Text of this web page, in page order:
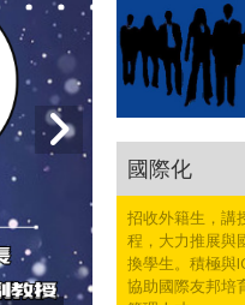
國際化
招收外籍生，講
程，大力推展與
換學生。積極與
協助國際友邦培